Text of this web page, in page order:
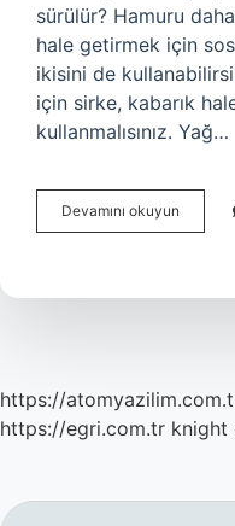
sürülür? Hamuru
hale getirmek için
ikisini de
için sirke, kabarık
kullanmalısınız. Yağ…
Devamını okuyun
Neden
https://
https://egri.com.tr knight